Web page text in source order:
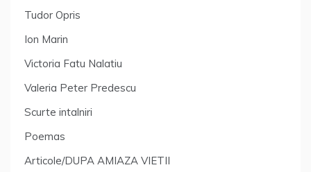
Tudor Opris
Ion Marin
Victoria Fatu Nalatiu
Valeria Peter Predescu
Scurte intalniri
Poemas
Articole/DUPA AMIAZA VIETII